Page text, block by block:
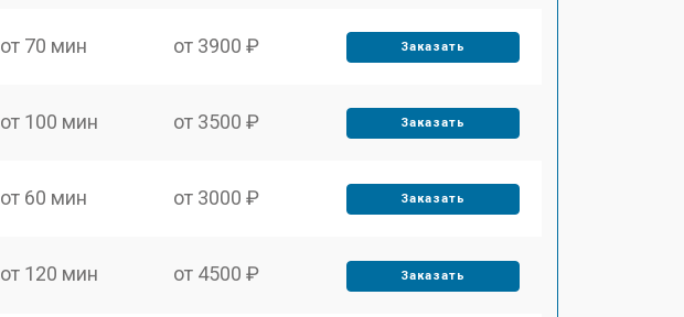
от 70 мин от 3900 ₽ Заказать
от 100 мин от 3500 ₽ Заказать
от 60 мин от 3000 ₽ Заказать
от 120 мин от 4500 ₽ Заказать